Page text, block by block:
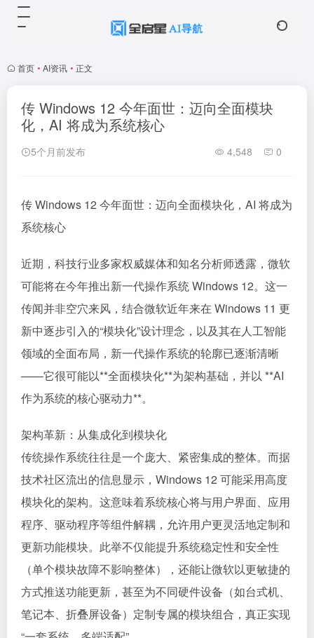
首页 • AI资讯 • 正文
传 Windows 12 今年面世：迈向全面模块
化，AI 将成为系统核心
5个月前发布 4,548 0
传 Windows 12 今年面世：迈向全面模块化，AI 将成为
系统核心
近期，科技行业多家权威媒体和知名分析师透露，微软
可能将在今年推出新一代操作系统 Windows 12。这一
传闻并非空穴来风，结合微软近年来在 Windows 11 更
新中逐步引入的“模块化”设计理念，以及其在人工智能
领域的全面布局，新一代操作系统的轮廓已逐渐清晰
——它很可能以**全面模块化**为架构基础，并以 **AI
作为系统的核心驱动力**。
架构革新：从集成化到模块化
传统操作系统往往是一个庞大、紧密集成的整体。而据
技术社区流出的信息显示，Windows 12 可能采用高度
模块化的架构。这意味着系统核心将与用户界面、应用
程序、驱动程序等组件解耦，允许用户更灵活地定制和
更新功能模块。此举不仅能提升系统稳定性和安全性
（单个模块故障不影响整体），还能让微软以更敏捷的
方式推送功能更新，甚至为不同硬件设备（如台式机、
笔记本、折叠屏设备）定制专属的模块组合，真正实现